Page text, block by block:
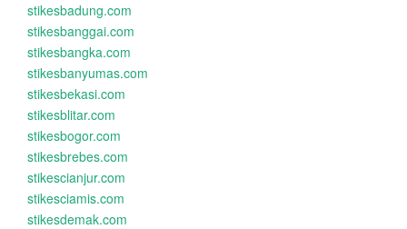
stikesbadung.com
stikesbanggai.com
stikesbangka.com
stikesbanyumas.com
stikesbekasi.com
stikesblitar.com
stikesbogor.com
stikesbrebes.com
stikescianjur.com
stikesciamis.com
stikesdemak.com